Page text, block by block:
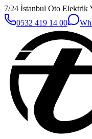
7/24 İstanbul Oto Elektrik
0532 419 14 00